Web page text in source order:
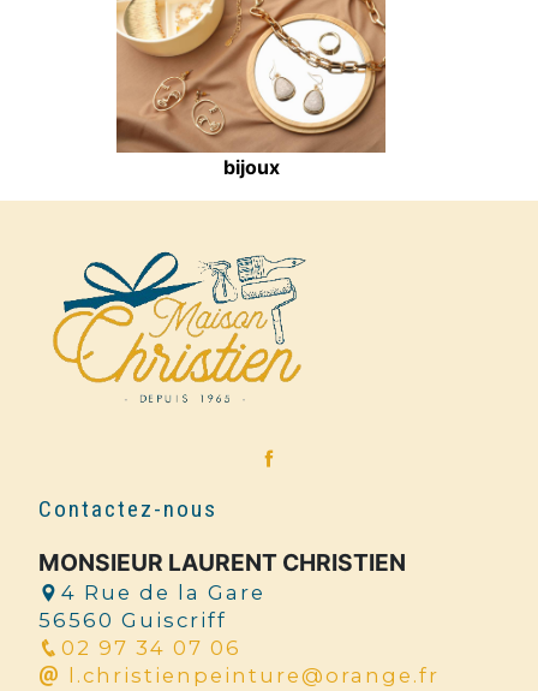
bijoux
Contactez-nous
MONSIEUR LAURENT CHRISTIEN
4 Rue de la Gare
56560 Guiscriff
02 97 34 07 06
l.christienpeinture@orange.fr